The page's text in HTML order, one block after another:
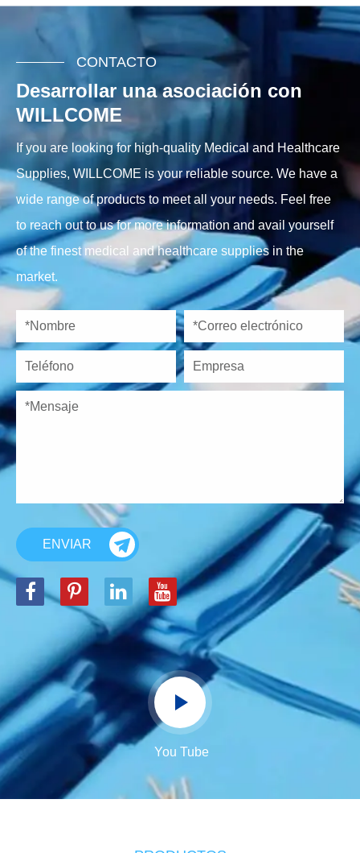
CONTACTO
Desarrollar una asociación con
WILLCOME
If you are looking for high-quality Medical and Healthcare
Supplies, WILLCOME is your reliable source. We have a
wide range of products to meet all your needs. Feel free
to reach out to us for more information and avail yourself
of the finest medical and healthcare supplies in the
market.
ENVIAR
You Tube